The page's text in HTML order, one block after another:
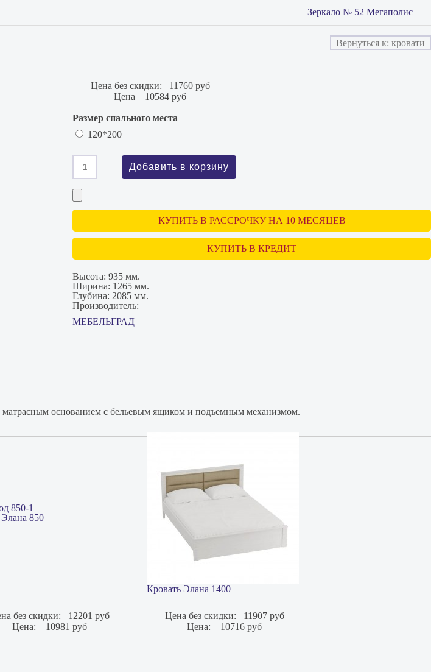
Зеркало № 52 Мегаполис
Вернуться к: кровати
Цена без скидки:
11760 руб
Цена
10584 руб
Размер спального места
120*200
КУПИТЬ В РАССРОЧКУ НА 10 МЕСЯЦЕВ
КУПИТЬ В КРЕДИТ
Высота:935 мм.
Ширина: 1265 мм.
Глубина: 2085 мм.
Производитель:
МЕБЕЛЬГРАД
матрасным основанием с бельевым ящиком и подъемным механизмом.
850
без скидки:
12201 руб
Цена:
10981 руб
Кровать Элана 1400
Цена без скидки:
11907 руб
Цена:
10716 руб